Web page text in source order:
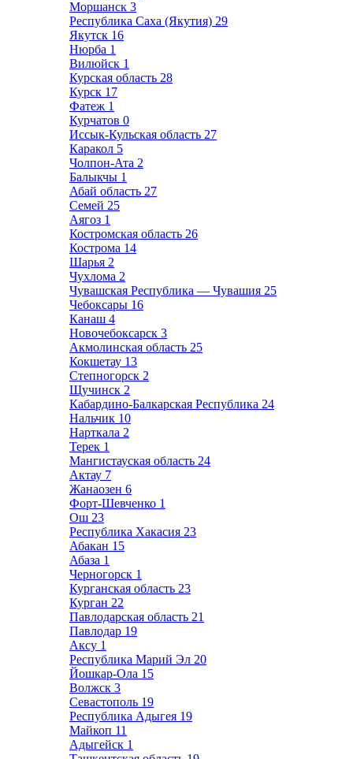
Моршанск 3
Республика Саха (Якутия) 29
Якутск 16
Нюрба 1
Вилюйск 1
Курская область 28
Курск 17
Фатеж 1
Курчатов 0
Иссык-Кульская область 27
Каракол 5
Чолпон-Ата 2
Балыкчы 1
Абай область 27
Семей 25
Аягоз 1
Костромская область 26
Кострома 14
Шарья 2
Чухлома 2
Чувашская Республика — Чувашия 25
Чебоксары 16
Канаш 4
Новочебоксарск 3
Акмолинская область 25
Кокшетау 13
Степногорск 2
Щучинск 2
Кабардино-Балкарская Республика 24
Нальчик 10
Нарткала 2
Терек 1
Мангистауская область 24
Актау 7
Жанаозен 6
Форт-Шевченко 1
Ош 23
Республика Хакасия 23
Абакан 15
Абаза 1
Черногорск 1
Курганская область 23
Курган 22
Павлодарская область 21
Павлодар 19
Аксу 1
Республика Марий Эл 20
Йошкар-Ола 15
Волжск 3
Севастополь 19
Республика Адыгея 19
Майкоп 11
Адыгейск 1